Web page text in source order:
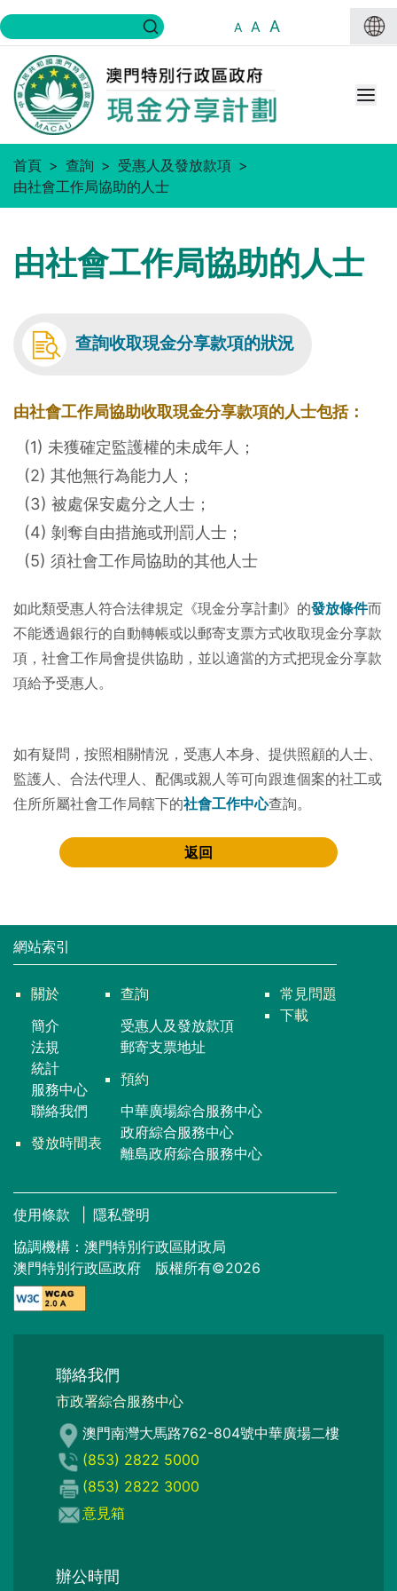
A A A
首頁 查詢
受惠人及發放款項
由社會工作局協助的人士
由社會工作局協助的人士
查詢收取現金分享款項的狀況
由社會工作局協助收取現金分享款項的人士包括：
(1) 未獲確定監護權的未成年人；
(2) 其他無行為能力人；
(3) 被處保安處分之人士；
(4) 剝奪自由措施或刑罰人士；
(5) 須社會工作局協助的其他人士
如此類受惠人符合法律規定《現金分享計劃》的發放條件而
不能透過銀行的自動轉帳或以郵寄支票方式收取現金分享款
項，社會工作局會提供協助，並以適當的方式把現金分享款
項給予受惠人。
如有疑問，按照相關情況，受惠人本身、提供照顧的人士、
監護人、合法代理人、配偶或親人等可向跟進個案的社工或
住所所屬社會工作局轄下的社會工作中心查詢。
返回
網站索引
關於
簡介
法規
統計
服務中心
聯絡我們
發放時間表
查詢
受惠人及發放款頂
郵寄支票地址
預約
中華廣場綜合服務中心
政府綜合服務中心
離島政府綜合服務中心
常見問題
下載
使用條款
隱私聲明
協調機構：澳門特別行政區財政局
澳門特別行政區政府 版權所有©2026
聯絡我們
市政署綜合服務中心
澳門南灣大馬路762-804號中華廣場二樓
(853) 2822 5000
(853) 2822 3000
意見箱
辦公時間